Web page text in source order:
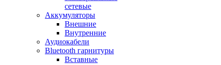
сетевые
Аккумуляторы
Внешние
Внутренние
Аудиокабели
Bluetooth гарнитуры
Вставные